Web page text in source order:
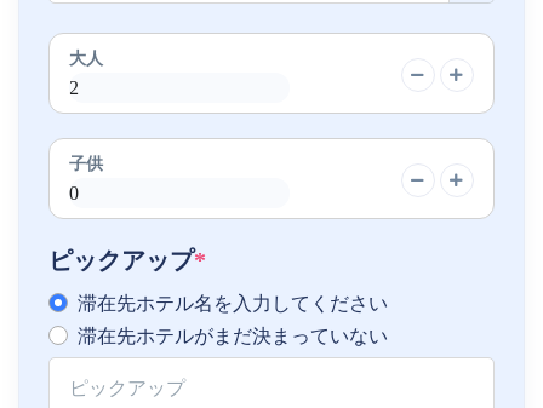
大人
子供
ピックアップ*
滞在先ホテル名を入力してください
滞在先ホテルがまだ決まっていない